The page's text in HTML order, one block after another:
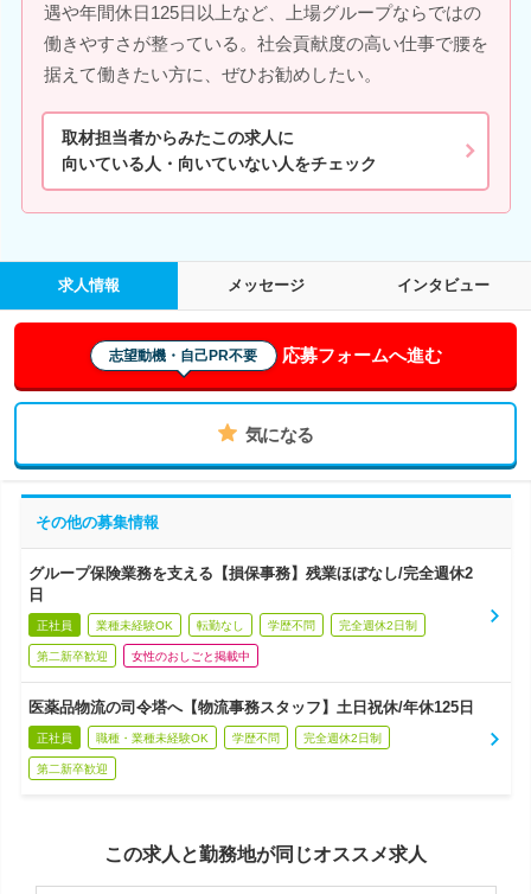
遇や年間休日125日以上など、上場グループならではの
働きやすさが整っている。社会貢献度の高い仕事で腰を
据えて働きたい方に、ぜひお勧めしたい。
取材担当者からみたこの求人に
向いている人・向いていない人をチェック
求人情報 メッセージ インタビュー
志望動機・自己PR不要 応募フォームへ進む
気になる
その他の募集情報
グループ保険業務を支える【損保事務】残業ほぼなし/完全週休2
日
正社員 業種未経験OK 転勤なし 学歴不問 完全週休2日制
第二新卒歓迎 女性のおしごと掲載中
医薬品物流の司令塔へ【物流事務スタッフ】土日祝休/年休125日
正社員 職種・業種未経験OK 学歴不問 完全週休2日制
第二新卒歓迎
この求人と勤務地が同じオススメ求人